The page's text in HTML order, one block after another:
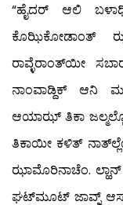
“ಹೈದರ್ ಆಲಿ
ಕೊಝಿಕೋಡಾಂತ್
ರಾವ್ಳೆರಾಂತ್‍ಯೀ
ನಾಂವಾಡ್ದಿಕ್ ಆನಿ
ಆಯಾಝ್ ತಿಕಾ
ತಿಕಾಯೀ ಕಳಿತ್
ಝಾಮೊರಿನಾಚೆಂ.
ಘಟ್‍ಮೂಟ್ ಜಾವ್ನ್